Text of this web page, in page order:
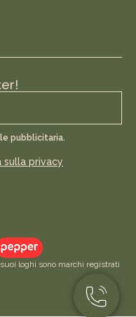
pubblicitaria.
sulla privacy
loghi sono marchi registrati